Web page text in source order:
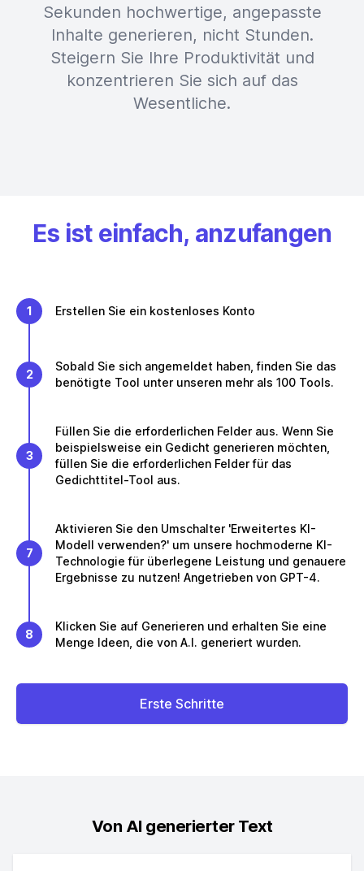
Sekunden hochwertige, angepasste
Inhalte generieren, nicht Stunden.
Steigern Sie Ihre Produktivität und
konzentrieren Sie sich auf das
Wesentliche.
Es ist einfach, anzufangen
1 Erstellen Sie ein kostenloses Konto
2
Sobald Sie sich angemeldet haben, finden Sie das
benötigte Tool unter unseren mehr als 100 Tools.
3
Füllen Sie die erforderlichen Felder aus. Wenn Sie
beispielsweise ein Gedicht generieren möchten,
füllen Sie die erforderlichen Felder für das
Gedichttitel-Tool aus.
7
Aktivieren Sie den Umschalter 'Erweitertes KI-
Modell verwenden?' um unsere hochmoderne KI-
Technologie für überlegene Leistung und genauere
Ergebnisse zu nutzen! Angetrieben von GPT-4.
8
Klicken Sie auf Generieren und erhalten Sie eine
Menge Ideen, die von A.I. generiert wurden.
Erste Schritte
Von AI generierter Text